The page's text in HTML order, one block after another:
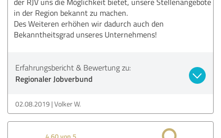
in der Region bekannt zu machen.
Des Weiteren erhöhen wir dadurch auch den
Bekanntheitsgrad unseres Unternehmens!
Erfahrungsbericht & Bewertung zu:
Regionaler Jobverbund
02.08.2019 Volker W.
4,60 von 5